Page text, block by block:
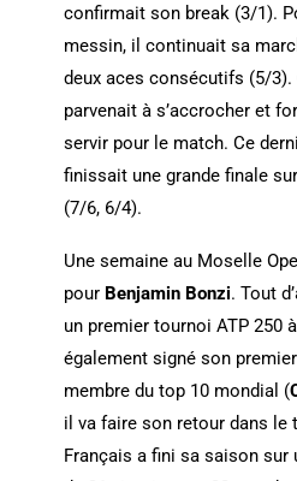
confirmait son break (3/1).
messin, il continuait sa
deux aces consécutifs (5/3).
parvenait à s’accrocher et
servir pour le match. Ce
finissait une grande finale
(7/6, 6/4).
Une semaine au Moselle
pour Benjamin Bonzi. Tout
un premier tournoi ATP 250
également signé son
membre du top 10 mondial (
il va faire son retour dans le
Français a fini sa saison sur